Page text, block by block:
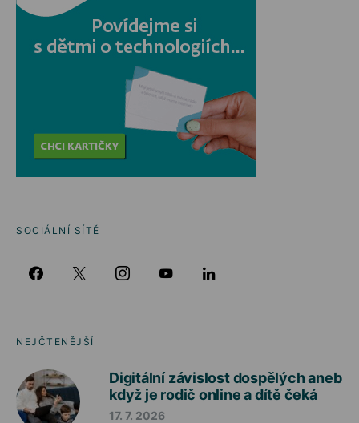
SOCIÁLNÍ SÍTĚ
NEJČTENĚJŠÍ
Digitální závislost dospělých aneb
když je rodič online a dítě čeká
17. 7. 2026